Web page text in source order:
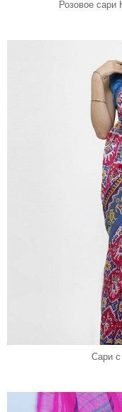
Розовое
Сари с